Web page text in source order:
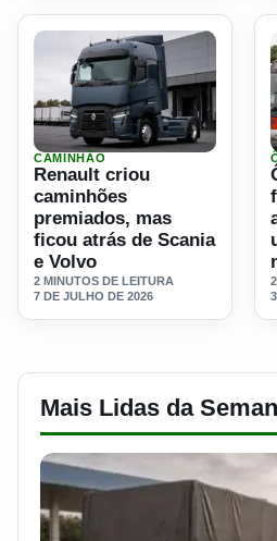
Ler materia: Renault criou
CAMINHÃO
Renault criou
caminhões
premiados, mas
ficou atrás de Scania
e Volvo
2 MINUTOS DE LEITURA
7 DE JULHO DE 2026
Mais Lidas da